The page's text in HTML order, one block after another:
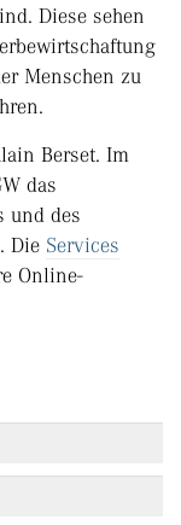
Diese sehen
Menschen zu
Berset. Im
das
und des
Die Services
Online-